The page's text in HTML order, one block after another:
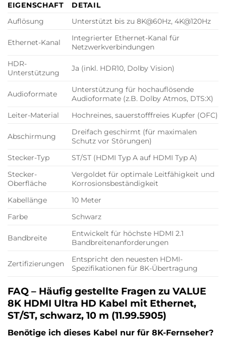
EIGENSCHAFT
DETAIL
Auflösung
Unterstützt bis zu 8K@60Hz, 4K@120Hz
Ethernet-Kanal
Integrierter Ethernet-Kanal für
Netzwerkverbindungen
HDR-
Unterstützung
Ja (inkl. HDR10, Dolby Vision)
Audioformate
Unterstützung für hochauflösende
Audioformate (z.B. Dolby Atmos, DTS:X)
Leiter-Material
Hochreines, sauerstofffreies Kupfer (OFC)
Abschirmung
Dreifach geschirmt (für maximalen
Schutz vor Störungen)
Stecker-Typ
ST/ST (HDMI Typ A auf HDMI Typ A)
Stecker-
Oberfläche
Vergoldet für optimale Leitfähigkeit und
Korrosionsbeständigkeit
Kabellänge
10 Meter
Farbe
Schwarz
Bandbreite
Entwickelt für höchste HDMI 2.1
Bandbreitenanforderungen
Zertifizierungen
Entspricht den neuesten HDMI-
Spezifikationen für 8K-Übertragung
FAQ – Häufig gestellte Fragen zu VALUE
8K HDMI Ultra HD Kabel mit Ethernet,
ST/ST, schwarz, 10 m (11.99.5905)
Benötige ich dieses Kabel nur für 8K-Fernseher?